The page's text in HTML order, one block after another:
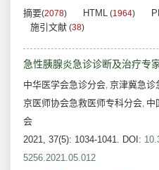
摘要(2078) HTML (1964)
施引文献 (38)
急性胰腺炎急诊诊断及治疗专
中华医学会急诊分会, 京津冀急诊
京医师协会急救医师专科分会, 中
会
2021, 37(5): 1034-1041. DOI:
5256.2021.05.012